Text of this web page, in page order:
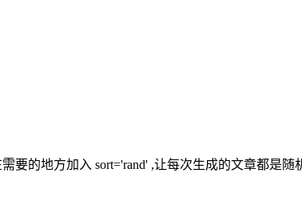
的地方加入 sort='rand' ,让每次生成的文章都是